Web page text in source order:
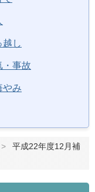
越し
・事故
やみ
>
平成22年度12月補